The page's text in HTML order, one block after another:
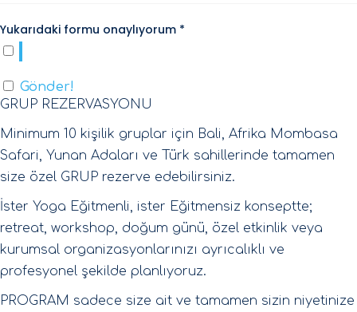
Yukarıdaki formu onaylıyorum *
Gönder!
GRUP REZERVASYONU
Minimum 10 kişilik gruplar için Bali, Afrika Mombasa
Safari, Yunan Adaları ve Türk sahillerinde tamamen
size özel GRUP rezerve edebilirsiniz.
İster Yoga Eğitmenli, ister Eğitmensiz konseptte;
retreat, workshop, doğum günü, özel etkinlik veya
kurumsal organizasyonlarınızı ayrıcalıklı ve
profesyonel şekilde planlıyoruz.
PROGRAM sadece size ait ve tamamen sizin niyetinize